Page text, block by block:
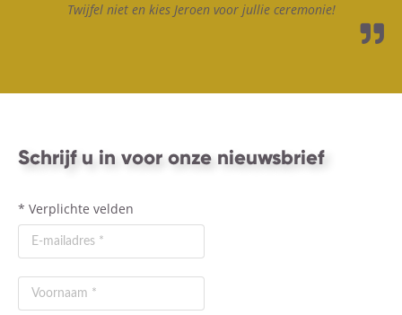
Twijfel niet en kies Jeroen voor jullie ceremonie!
Schrijf u in voor onze nieuwsbrief
* Verplichte velden